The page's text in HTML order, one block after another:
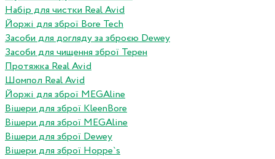
Набір для чистки Real Avid
Йоржі для зброї Bore Tech
Засоби для догляду за зброєю Dewey
Засоби для чищення зброї Терен
Протяжка Real Avid
Шомпол Real Avid
Йоржі для зброї MEGAline
Вішери для зброї KleenBore
Вішери для зброї MEGAline
Вішери для зброї Dewey
Вішери для зброї Hoppe`s